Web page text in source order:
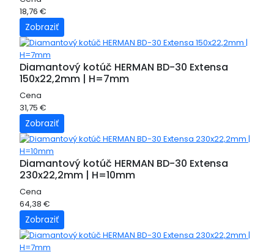
18,76 €
Zobraziť
Diamantový kotúč HERMAN BD-30 Extensa
150x22,2mm | H=7mm
Cena
31,75 €
Zobraziť
Diamantový kotúč HERMAN BD-30 Extensa
230x22,2mm | H=10mm
Cena
64,38 €
Zobraziť